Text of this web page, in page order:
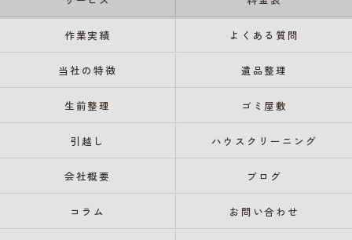
作業実績 よくある質問
当社の特徴 遺品整理
生前整理 ゴミ屋敷
引越し ハウスクリーニング
会社概要 ブログ
コラム お問い合わせ